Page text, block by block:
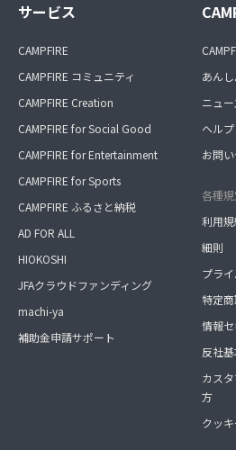
サービス
CAMPFIRE
CAMPFIRE コミュニティ
CAMPFIRE Creation
CAMPFIRE for Social Good
CAMPFIRE for Entertainment
CAMPFIRE for Sports
CAMPFIRE ふるさと納税
AD FOR ALL
HIOKOSHI
JFAクラウドファンディング
machi-ya
補助金申請サポート
あん
ニュー
ヘルプ
お問
各種
利用規
細則
プラ
特定
情報
反社
カス
方
クッ